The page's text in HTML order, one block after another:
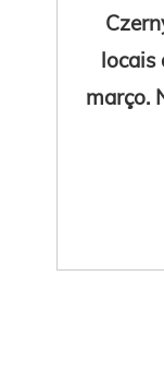
locais
março.